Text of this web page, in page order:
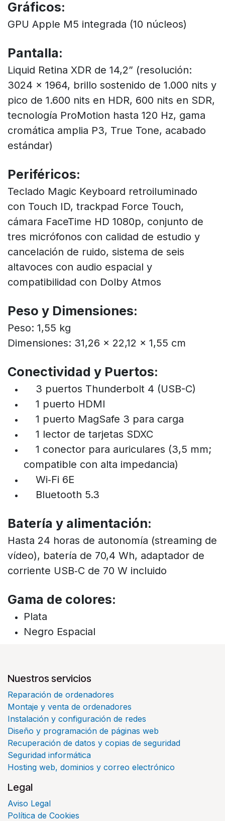
Gráficos:
GPU Apple M5 integrada (10 núcleos)
Pantalla:
Liquid Retina XDR de 14,2” (resolución:
3024 x 1964, brillo sostenido de 1.000 nits y
pico de 1.600 nits en HDR, 600 nits en SDR,
tecnología ProMotion hasta 120 Hz, gama
cromática amplia P3, True Tone, acabado
estándar)
Periféricos:
Teclado Magic Keyboard retroiluminado
con Touch ID, trackpad Force Touch,
cámara FaceTime HD 1080p, conjunto de
tres micrófonos con calidad de estudio y
cancelación de ruido, sistema de seis
altavoces con audio espacial y
compatibilidad con Dolby Atmos
Peso y Dimensiones:
Peso: 1,55 kg
Dimensiones: 31,26 x 22,12 x 1,55 cm
Conectividad y Puertos:
3 puertos Thunderbolt 4 (USB-C)
1 puerto HDMI
1 puerto MagSafe 3 para carga
1 lector de tarjetas SDXC
1 conector para auriculares (3,5 mm;
compatible con alta impedancia)
Wi‑Fi 6E
Bluetooth 5.3
Batería y alimentación:
Hasta 24 horas de autonomía (streaming de
vídeo), batería de 70,4 Wh, adaptador de
corriente USB‑C de 70 W incluido
Gama de colores:
Plata
Negro Espacial
Nuestros servicios
Reparación de ordenadores
Montaje y venta de ordenadores
Instalación y configuración de redes
Diseño y programación de páginas web
Recuperación de datos y copias de seguridad
Seguridad informática
Hosting web, dominios y correo electrónico
Legal
Aviso Legal
Política de Cookies